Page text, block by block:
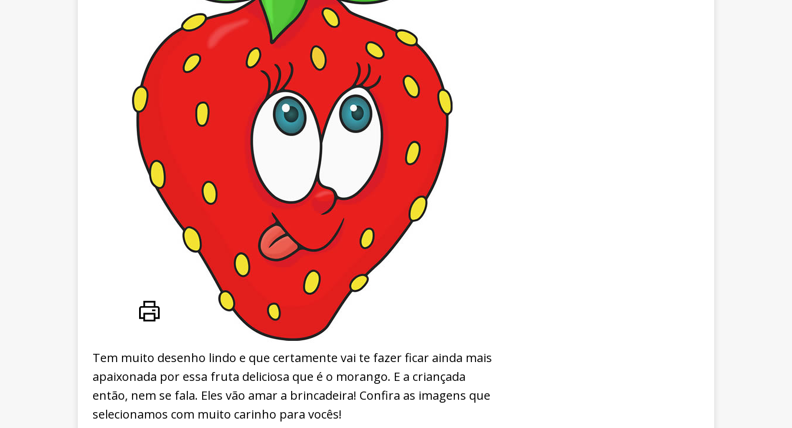
Tem muito desenho lindo e que certamente vai te fazer ficar ainda mais
apaixonada por essa fruta deliciosa que é o morango. E a criançada
então, nem se fala. Eles vão amar a brincadeira! Confira as imagens que
selecionamos com muito carinho para vocês!